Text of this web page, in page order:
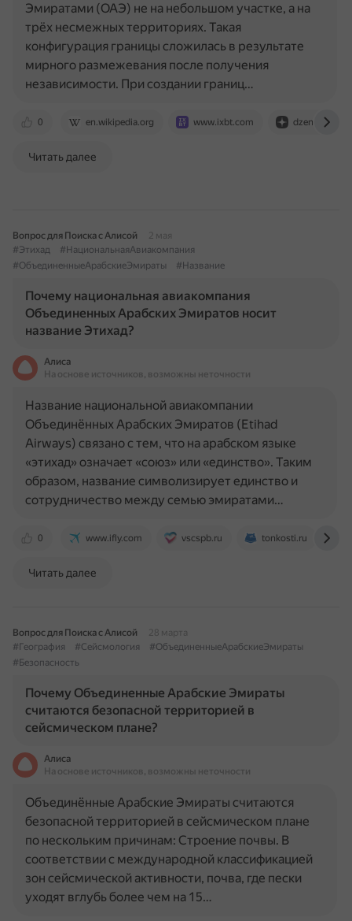
0 en.wikipedia.org www.ixbt.com dzen.ru
Эмиратами (ОАЭ) не на небольшом участке, а на
трёх несмежных территориях. Такая
конфигурация границы сложилась в результате
мирного размежевания после получения
независимости. При создании границ…
Читать далее
Вопрос для Поиска с Алисой
2 мая
#Этихад
#НациональнаяАвиакомпания
#ОбъединенныеАрабскиеЭмираты
#Название
Почему национальная авиакомпания
Объединенных Арабских Эмиратов носит
название Этихад?
Алиса
На основе источников, возможны неточности
0 www.ifly.com vscspb.ru tonkosti.ru
Название национальной авиакомпании
Объединённых Арабских Эмиратов (Etihad
Airways) связано с тем, что на арабском языке
«этихад» означает «союз» или «единство». Таким
образом, название символизирует единство и
сотрудничество между семью эмиратами…
Читать далее
Вопрос для Поиска с Алисой
28 марта
#География
#Сейсмология
#ОбъединенныеАрабскиеЭмираты
#Безопасность
Почему Объединенные Арабские Эмираты
считаются безопасной территорией в
сейсмическом плане?
Алиса
На основе источников, возможны неточности
Объединённые Арабские Эмираты считаются
безопасной территорией в сейсмическом плане
по нескольким причинам: Строение почвы. В
соответствии с международной классификацией
зон сейсмической активности, почва, где пески
уходят вглубь более чем на 15…